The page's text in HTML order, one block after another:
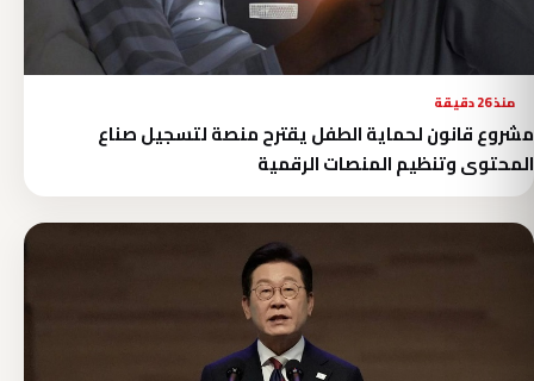
منذ 26 دقيقة
مشروع قانون لحماية الطفل يقترح منصة لتسجيل صناع
المحتوى وتنظيم المنصات الرقمية